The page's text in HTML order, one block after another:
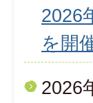
2026
を開
2026